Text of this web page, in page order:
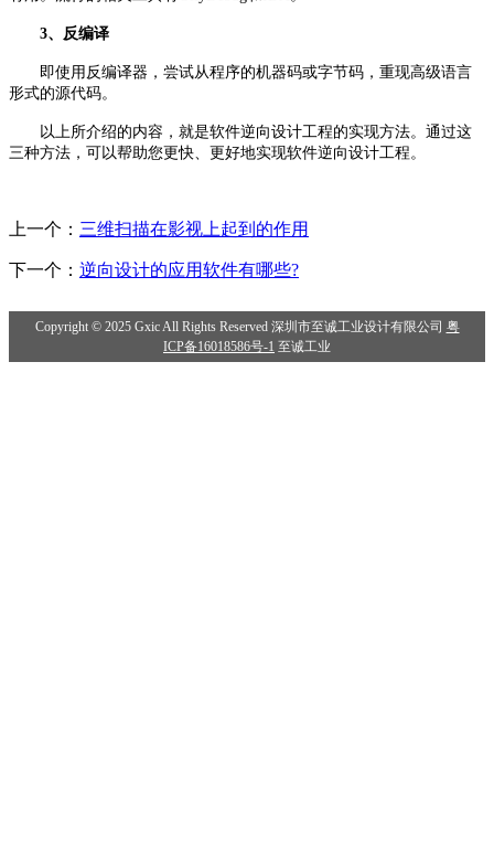
3、反编译
即使用反编译器，尝试从程序的机器码或字节码，重现高级语言
形式的源代码。
以上所介绍的内容，就是软件逆向设计工程的实现方法。通过这
三种方法，可以帮助您更快、更好地实现软件逆向设计工程。
上一个： 三维扫描在影视上起到的作用
下一个： 逆向设计的应用软件有哪些?
Copyright © 2025 Gxic All Rights Reserved 深圳市至诚工业设计有限公司 粤
ICP备16018586号-1 至诚工业